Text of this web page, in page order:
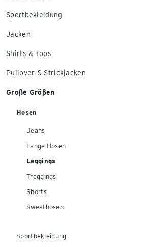
Sportbekleidung
Jacken
Shirts & Tops
Pullover & Strickjacken
Große Größen
Hosen
Jeans
Lange Hosen
Leggings
Treggings
Shorts
Sweathosen
Sportbekleidung